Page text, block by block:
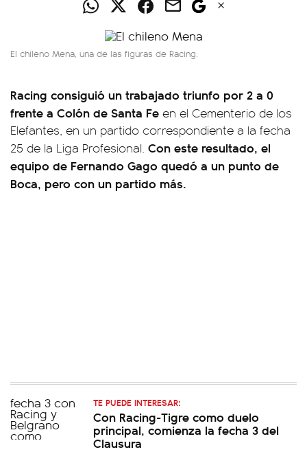
El chileno Mena, una de las figuras de Racing.
Racing consiguió un trabajado triunfo por 2 a 0
frente a Colón de Santa Fe en el Cementerio de los
Elefantes, en un partido correspondiente a la fecha
25 de la Liga Profesional. Con este resultado, el
equipo de Fernando Gago quedó a un punto de
Boca, pero con un partido más.
TE PUEDE INTERESAR:
Con Racing-Tigre como duelo
principal, comienza la fecha 3 del
Clausura